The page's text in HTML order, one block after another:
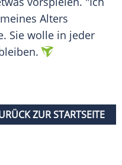
Alters
Sie wolle in jeder
ZUR STARTSEITE